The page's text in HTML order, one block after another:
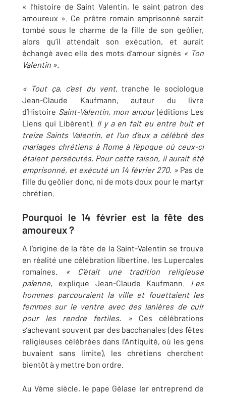
« l’histoire de Saint Valentin, le saint patron des
amoureux ». Ce prêtre romain emprisonné serait
tombé sous le charme de la fille de son geôlier,
alors qu’il attendait son exécution, et aurait
échangé avec elle des mots d’amour signés « Ton
Valentin ».
« Tout ça, c’est du vent,tranche le sociologue
Jean-Claude Kaufmann, auteur du livre
d’Histoire Saint-Valentin, mon amour(éditions Les
Liens qui Libèrent). Il y a en fait eu entre huit et
treize Saints Valentin, et l’un d’eux a célébré des
mariages chrétiens à Rome à l’époque où ceux-ci
étaient persécutés. Pour cette raison, il aurait été
emprisonné, et exécuté un 14 février 270. » Pas de
fille du geôlier donc, ni de mots doux pour le martyr
chrétien.
Pourquoi le 14 février est la fête des
amoureux ?
A l’origine de la fête de la Saint-Valentin se trouve
en réalité une célébration libertine, les Lupercales
romaines.
« C’était une tradition religieuse
païenne, explique Jean-Claude Kaufmann. Les
hommes parcouraient la ville et fouettaient les
femmes sur le ventre avec des lanières de cuir
pour les rendre fertiles. » Ces célébrations
s’achevant souvent par des bacchanales (des fêtes
religieuses célébrées dans l'Antiquité, où les gens
buvaient sans limite), les chrétiens cherchent
bientôt à y mettre bon ordre.
Au Vème siècle, le pape Gélase Ier entreprend de